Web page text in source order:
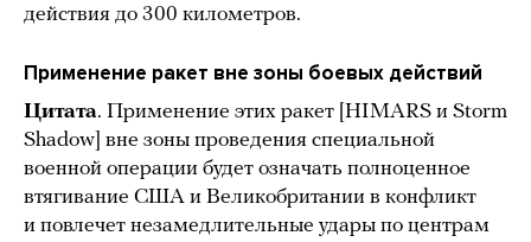
действия до 300 километров.
Применение ракет вне зоны боевых действий
Цитата. Применение этих ракет [HIMARS и Storm
Shadow] вне зоны проведения специальной
военной операции будет означать полноценное
втягивание США и Великобритании в конфликт
и повлечет незамедлительные удары по центрам